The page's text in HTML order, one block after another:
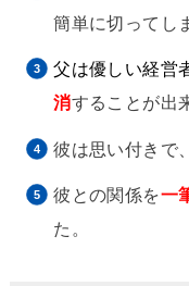
簡単に切ってし
父は優しい経営
消することが出
彼は思い付きで
彼との関係を一
た。